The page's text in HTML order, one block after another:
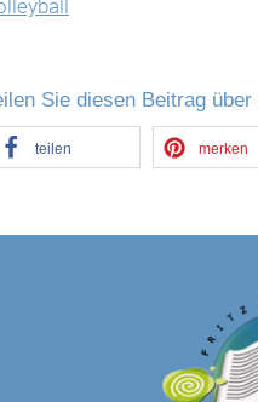
Sie diesen Beitrag
teilen merken